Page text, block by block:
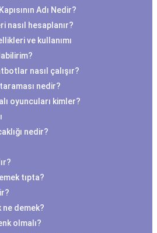
Adı Nedir?
nasıl hesaplanır?
ve kullanımı
nasıl çalışır?
nedir?
oyuncuları kimler?
nedir?
tıpta?
ne demek?
olmalı?